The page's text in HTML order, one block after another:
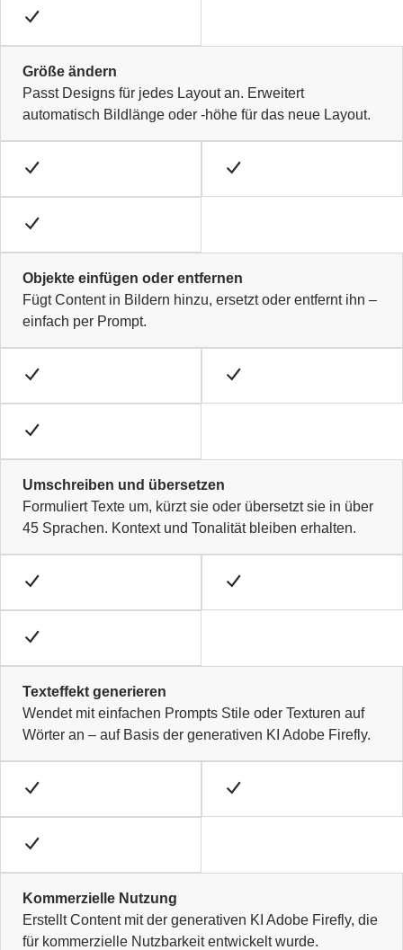
Größe ändern
Passt Designs für jedes Layout an. Erweitert
automatisch Bildlänge oder -höhe für das neue Layout.
Objekte einfügen oder entfernen
Fügt Content in Bildern hinzu, ersetzt oder entfernt ihn –
einfach per Prompt.
Umschreiben und übersetzen
Formuliert Texte um, kürzt sie oder übersetzt sie in über
45 Sprachen. Kontext und Tonalität bleiben erhalten.
Texteffekt generieren
Wendet mit einfachen Prompts Stile oder Texturen auf
Wörter an – auf Basis der generativen KI Adobe Firefly.
Kommerzielle Nutzung
Erstellt Content mit der generativen KI Adobe Firefly, die
für kommerzielle Nutzbarkeit entwickelt wurde.